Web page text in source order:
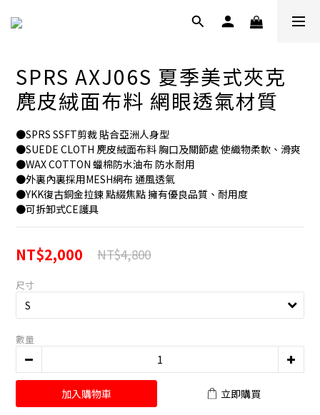
SPRS AXJ06S 夏季美式夾克
麂皮絨面布料 網眼透氣材質
●SPRS SSFT剪裁 貼合亞洲人身型
●SUEDE CLOTH 麂皮絨面布料 胸口及關節處 使織物柔軟、滑爽
●WAX COTTON 蠟棉防水油布 防水耐用
●外裏內裏採用MESH網布 通風透氣
●YKK復古銅金拉鍊 點綴焦點 擁有優良品質、耐用度
●可拆卸式CE護具
NT$2,000 NT$4,800
尺寸
數量
加入購物車 立即購買